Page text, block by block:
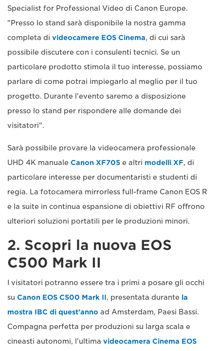
Specialist for Professional Video di Canon Europe.
"Presso lo stand sarà disponibile la nostra gamma
completa di videocamere EOS Cinema, di cui sarà
possibile discutere con i consulenti tecnici. Se un
particolare prodotto stimola il tuo interesse, possiamo
parlare di come potrai impiegarlo al meglio per il tuo
progetto. Durante l'evento saremo a disposizione
presso lo stand per rispondere alle domande dei
visitatori".
Sarà possibile provare la videocamera professionale
UHD 4K manuale Canon XF705 e altri modelli XF, di
particolare interesse per documentaristi e studenti di
regia. La fotocamera mirrorless full-frame Canon EOS R
e la suite in continua espansione di obiettivi RF offrono
ulteriori soluzioni portatili per le produzioni minori.
2. Scopri la nuova EOS
C500 Mark II
I visitatori potranno essere tra i primi a posare gli occhi
su Canon EOS C500 Mark II, presentata durante la
mostra IBC di quest'anno ad Amsterdam, Paesi Bassi.
Compagna perfetta per produzioni su larga scala e
cineasti autonomi, l'ultima videocamera Cinema EOS